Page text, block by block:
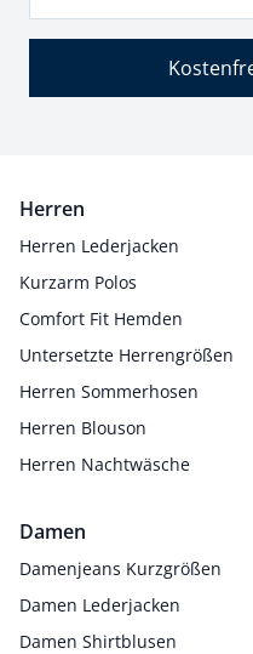
Herren
Herren Lederjacken
Kurzarm Polos
Comfort Fit Hemden
Untersetzte Herrengrößen
Herren Sommerhosen
Herren Blouson
Herren Nachtwäsche
Damen
Damenjeans Kurzgrößen
Damen Lederjacken
Damen Shirtblusen